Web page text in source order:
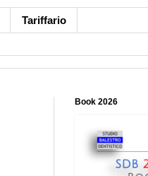
Tariffario
Book 2026